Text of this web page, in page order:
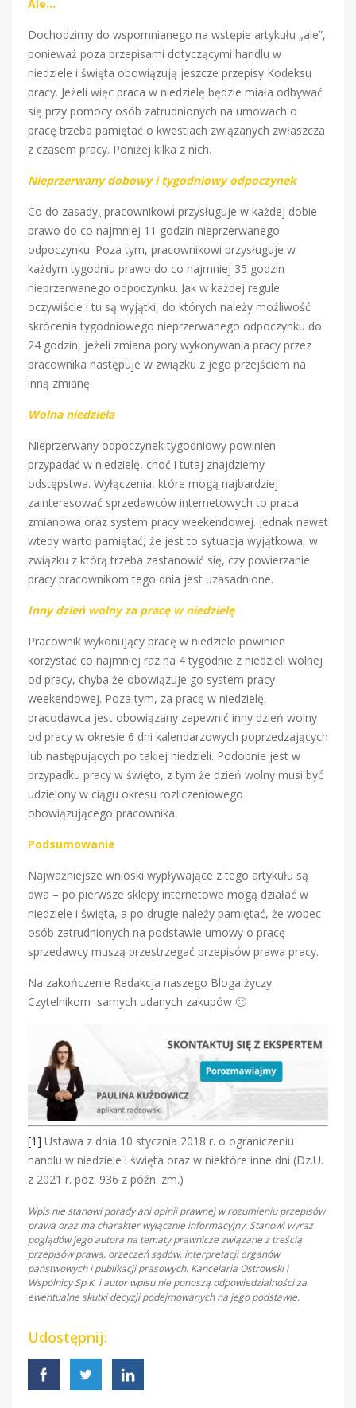
Ale…
Dochodzimy do wspomnianego na wstępie artykułu „ale”,
ponieważ poza przepisami dotyczącymi handlu w
niedziele i święta obowiązują jeszcze przepisy Kodeksu
pracy. Jeżeli więc praca w niedzielę będzie miała odbywać
się przy pomocy osób zatrudnionych na umowach o
pracę trzeba pamiętać o kwestiach związanych zwłaszcza
z czasem pracy. Poniżej kilka z nich.
Nieprzerwany dobowy i tygodniowy odpoczynek
Co do zasady, pracownikowi przysługuje w każdej dobie
prawo do co najmniej 11 godzin nieprzerwanego
odpoczynku. Poza tym, pracownikowi przysługuje w
każdym tygodniu prawo do co najmniej 35 godzin
nieprzerwanego odpoczynku. Jak w każdej regule
oczywiście i tu są wyjątki, do których należy możliwość
skrócenia tygodniowego nieprzerwanego odpoczynku do
24 godzin, jeżeli zmiana pory wykonywania pracy przez
pracownika następuje w związku z jego przejściem na
inną zmianę.
Wolna niedziela
Nieprzerwany odpoczynek tygodniowy powinien
przypadać w niedzielę, choć i tutaj znajdziemy
odstępstwa. Wyłączenia, które mogą najbardziej
zainteresować sprzedawców internetowych to praca
zmianowa oraz system pracy weekendowej. Jednak nawet
wtedy warto pamiętać, że jest to sytuacja wyjątkowa, w
związku z którą trzeba zastanowić się, czy powierzanie
pracy pracownikom tego dnia jest uzasadnione.
Inny dzień wolny za pracę w niedzielę
Pracownik wykonujący pracę w niedziele powinien
korzystać co najmniej raz na 4 tygodnie z niedzieli wolnej
od pracy, chyba że obowiązuje go system pracy
weekendowej. Poza tym, za pracę w niedzielę,
pracodawca jest obowiązany zapewnić inny dzień wolny
od pracy w okresie 6 dni kalendarzowych poprzedzających
lub następujących po takiej niedzieli. Podobnie jest w
przypadku pracy w święto, z tym że dzień wolny musi być
udzielony w ciągu okresu rozliczeniowego
obowiązującego pracownika.
Podsumowanie
Najważniejsze wnioski wypływające z tego artykułu są
dwa – po pierwsze sklepy internetowe mogą działać w
niedziele i święta, a po drugie należy pamiętać, że wobec
osób zatrudnionych na podstawie umowy o pracę
sprzedawcy muszą przestrzegać przepisów prawa pracy.
Na zakończenie Redakcja naszego Bloga życzy
Czytelnikom samych udanych zakupów 🙂
[1] Ustawa z dnia 10 stycznia 2018 r. o ograniczeniu
handlu w niedziele i święta oraz w niektóre inne dni (Dz.U.
z 2021 r. poz. 936 z późn. zm.)
Wpis nie stanowi porady ani opinii prawnej w rozumieniu przepisów
prawa oraz ma charakter wyłącznie informacyjny. Stanowi wyraz
poglądów jego autora na tematy prawnicze związane z treścią
przepisów prawa, orzeczeń sądów, interpretacji organów
państwowych i publikacji prasowych. Kancelaria Ostrowski i
Wspólnicy Sp.K. i autor wpisu nie ponoszą odpowiedzialności za
ewentualne skutki decyzji podejmowanych na jego podstawie.
Udostępnij: